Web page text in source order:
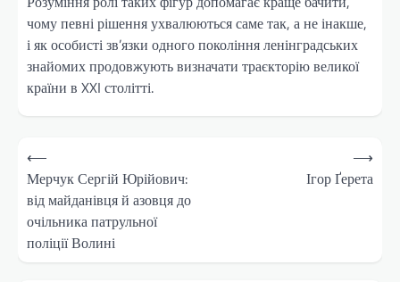
чому певні рішення ухвалюються саме так, а не інакше,
і як особисті зв’язки одного покоління ленінградських
знайомих продовжують визначати траєкторію великої
країни в XXI столітті.
Навігація
записів
⟵
Мерчук Сергій Юрійович:
від майданівця й азовця до
очільника патрульної
поліції Волині
Ігор Ґерета
⟶